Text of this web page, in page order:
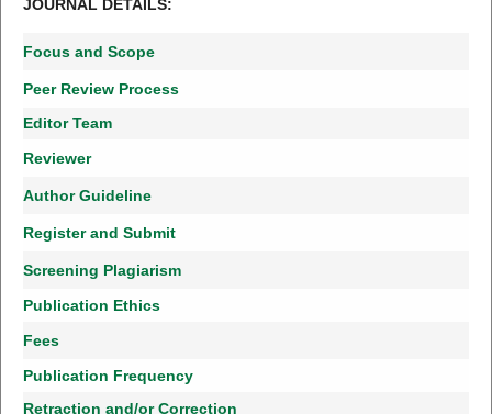
JOURNAL DETAILS:
Focus and Scope
Peer Review Process
Editor Team
Reviewer
Author Guideline
Register and Submit
Screening Plagiarism
Publication Ethics
Fees
Publication Frequency
Retraction and/or Correction